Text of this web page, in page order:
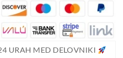
URAH MED DELOVNIKI